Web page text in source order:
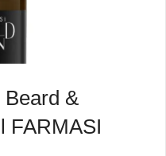
&
FARMASI